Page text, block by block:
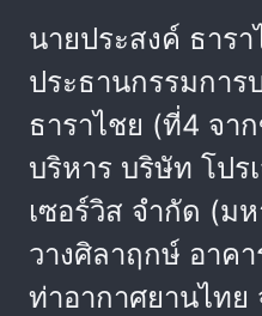
นายประสงค์ ธารา
ประธานกรรมการ
ธาราไชย (ที่4 จา
บริหาร บริษัท โปร
เซอร์วิส จำกัด (ม
วางศิลาฤกษ์ อาค
ท่าอากาศยานไท